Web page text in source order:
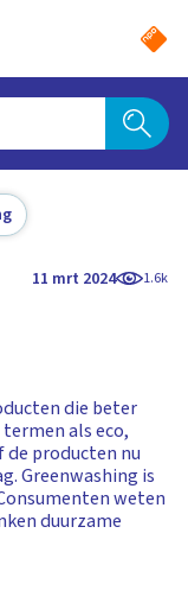
11 mrt 2024 1.6k
die beter
als eco,
de producten nu
Greenwashing is
weten
duurzame